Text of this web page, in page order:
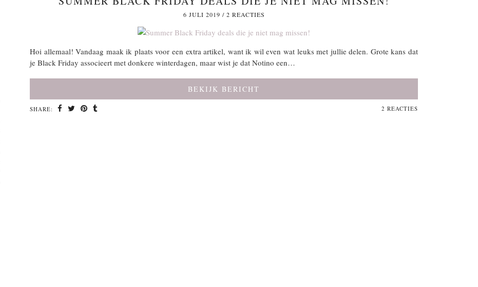
6 JULI 2019 / 2 REACTIES
Hoi allemaal! Vandaag maak ik plaats voor een extra artikel, want ik wil even wat leuks met jullie delen. Grote kans dat
je Black Friday associeert met donkere winterdagen, maar wist je dat Notino een…
BEKIJK BERICHT
SHARE: 2 REACTIES